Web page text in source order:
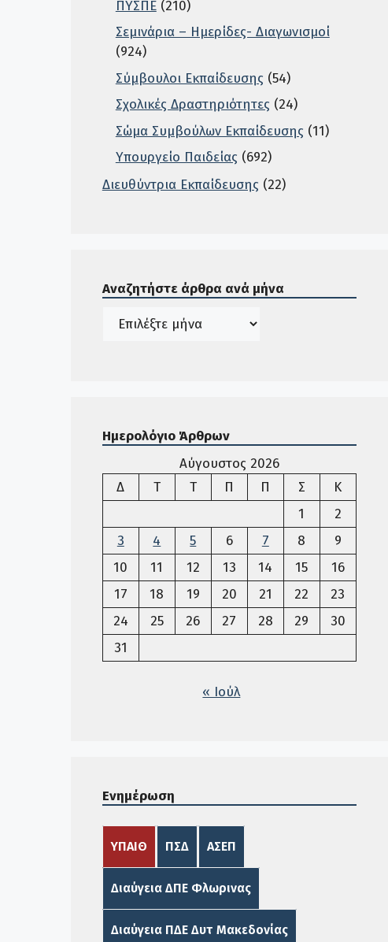
ΠΥΣΠΕ(210)
Σεμινάρια – Ημερίδες- Διαγωνισμοί
(924)
Σύμβουλοι Εκπαίδευσης (54)
Σχολικές Δραστηριότητες (24)
Σώμα Συμβούλων Εκπαίδευσης (11)
Υπουργείο Παιδείας (692)
Διευθύντρια Εκπαίδευσης (22)
Αναζητήστε άρθρα ανά μήνα
Ιστορικό
Ημερολόγιο Άρθρων
Αύγουστος 2026
ΔΔευτέρα
ΤΤρίτηΤΤετάρτη
Π Πέμπτη
Π Παρασκευή
ΣΣάββατο
Κ
1
2
3
4 5 6 7 8
9
10
11 12 13 14 15
16
17
18 19 20 21 22
23
24
25 26 27 28 29
30
31
« Ιούλ
Ενημέρωση
ΥΠΑΙΘ ΠΣΔ ΑΣΕΠ
Διαύγεια ΔΠΕ Φλωρινας
Διαύγεια ΠΔΕ Δυτ Μακεδονίας